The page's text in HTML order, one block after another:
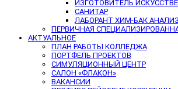
ИЗГОТОВИТЕЛЬ
САНИТАР
ЛАБОРАНТ ХИМ-БАК
ПЕРВИЧНАЯ
АКТУАЛЬНОЕ
ПЛАН РАБОТЫ КОЛЛЕДЖА
ПОРТФЕЛЬ ПРОЕКТОВ
СИМУЛЯЦИОННЫЙ ЦЕНТР
САЛОН «ФЛАКОН»
ВАКАНСИИ